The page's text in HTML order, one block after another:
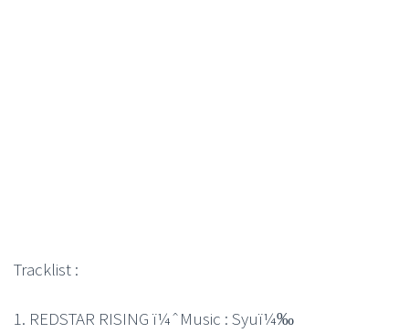
Tracklist :
1. REDSTAR RISING ï¼ˆMusic : Syuï¼‰